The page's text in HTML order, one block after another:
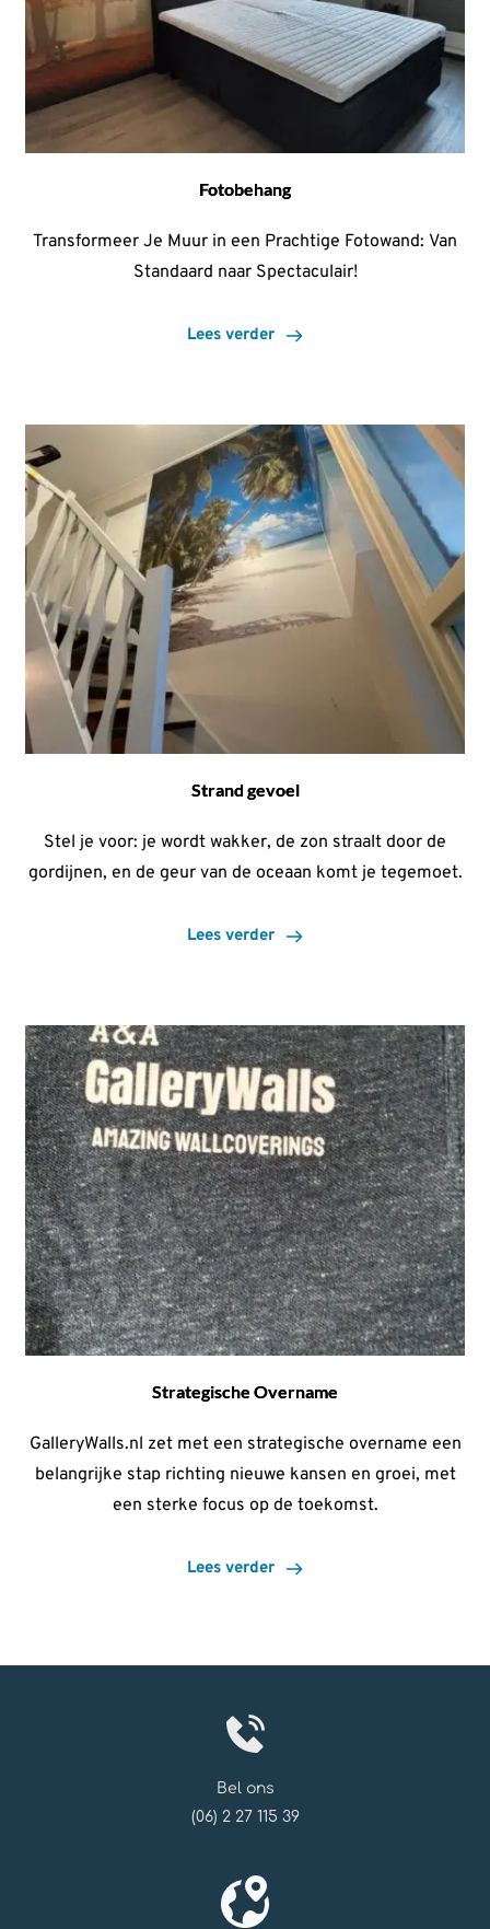
Fotobehang
Transformeer Je Muur in een Prachtige Fotowand: Van
Standaard naar Spectaculair!
Lees verder
Strand gevoel
Stel je voor: je wordt wakker, de zon straalt door de
gordijnen, en de geur van de oceaan komt je tegemoet.
Lees verder
Strategische Overname
GalleryWalls.nl zet met een strategische overname een
belangrijke stap richting nieuwe kansen en groei, met
een sterke focus op de toekomst.
Lees verder
Bel ons
(06) 2 27 115 39